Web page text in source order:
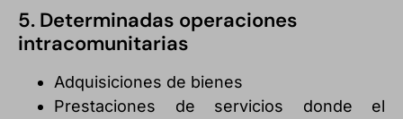
5. Determinadas operaciones
intracomunitarias
Adquisiciones de bienes
Prestaciones de servicios donde el